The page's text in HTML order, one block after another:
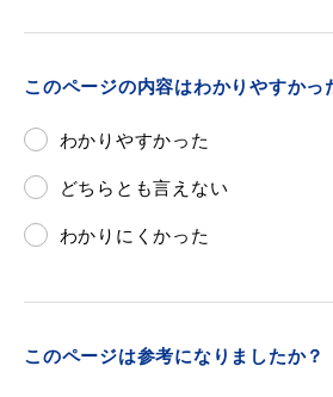
このページの内容はわかりやすかっ
わかりやすかった
どちらとも言えない
わかりにくかった
このページは参考になりましたか？